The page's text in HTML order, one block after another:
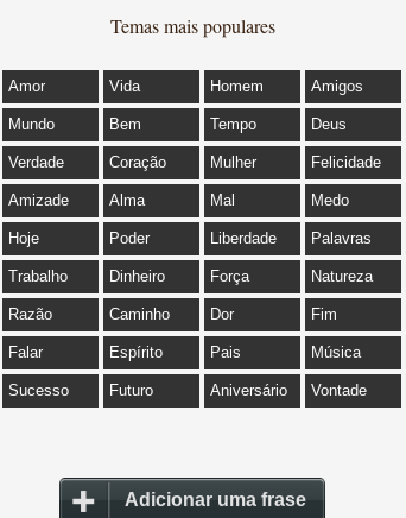
Temas mais populares
Amor Vida Homem Amigos
Mundo Bem Tempo Deus
Verdade Coração Mulher Felicidade
Amizade Alma Mal Medo
Hoje Poder Liberdade Palavras
Trabalho Dinheiro Força Natureza
Razão Caminho Dor Fim
Falar Espírito Pais Música
Sucesso Futuro Aniversário Vontade
Adicionar uma frase